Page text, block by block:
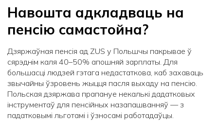
Навошта адкладваць на
пенсію самастойна?
Дзяржаўная пенсія ад ZUS у Польшчы пакрывае ў
сярэднім каля 40–50% апошняй зарплаты. Для
большасці людзей гэтага недастаткова, каб захаваць
звычайны ўзровень жыцця пасля выхаду на пенсію.
Польская дзяржава прапануе некалькі дадатковых
інструментаў для пенсійных назапашванняў — з
падатковымі льготамі і ўзносамі работадаўцы.